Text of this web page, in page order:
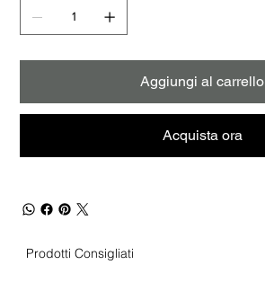
Aggiungi al carrello
Acquista ora
Prodotti Consigliati